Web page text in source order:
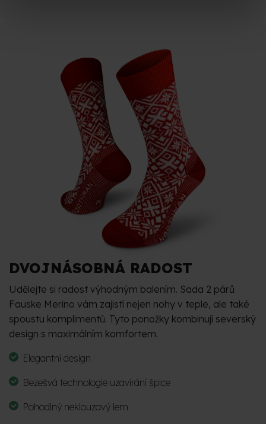
DVOJNÁSOBNÁ RADOST
Udělejte si radost výhodným balením. Sada 2 párů
Fauske Merino vám zajistí nejen nohy v teple, ale také
spoustu komplimentů. Tyto ponožky kombinují severský
design s maximálním komfortem.
Elegantní design
Bezešvá technologie uzavírání špice
Pohodlný neklouzavý lem